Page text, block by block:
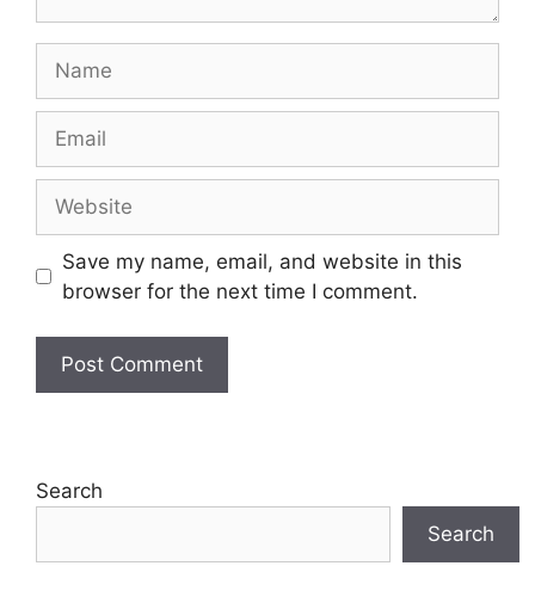
Save my name, email, and website in this
browser for the next time I comment.
Search
Search